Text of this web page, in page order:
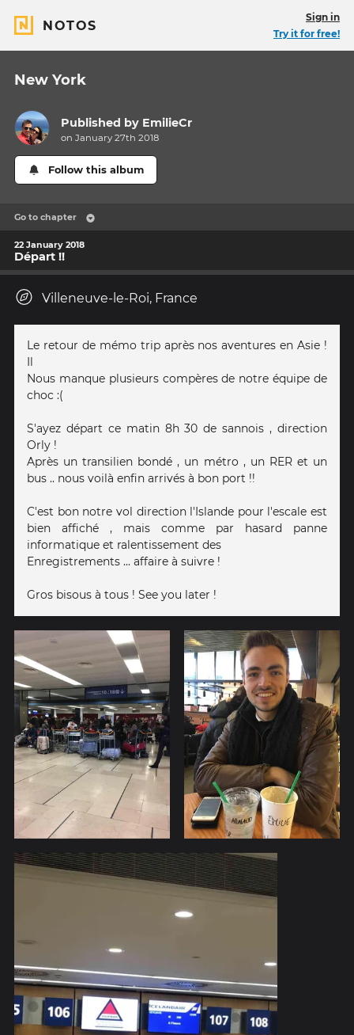
NOTOS
Sign in
Try it for free!
New York
Published by EmilieCr
on January 27th 2018
Follow this album
Go to chapter
22 January 2018
Départ !!
Villeneuve-le-Roi, France
Le retour de mémo trip après nos aventures en Asie !
Il
Nous manque plusieurs compères de notre équipe de
choc :(
S'ayez départ ce matin 8h 30 de sannois , direction
Orly !
Après un transilien bondé , un métro , un RER et un
bus .. nous voilà enfin arrivés à bon port !!
C'est bon notre vol direction l'Islande pour l'escale est
bien affiché , mais comme par hasard panne
informatique et ralentissement des
Enregistrements ... affaire à suivre !
Gros bisous à tous ! See you later !